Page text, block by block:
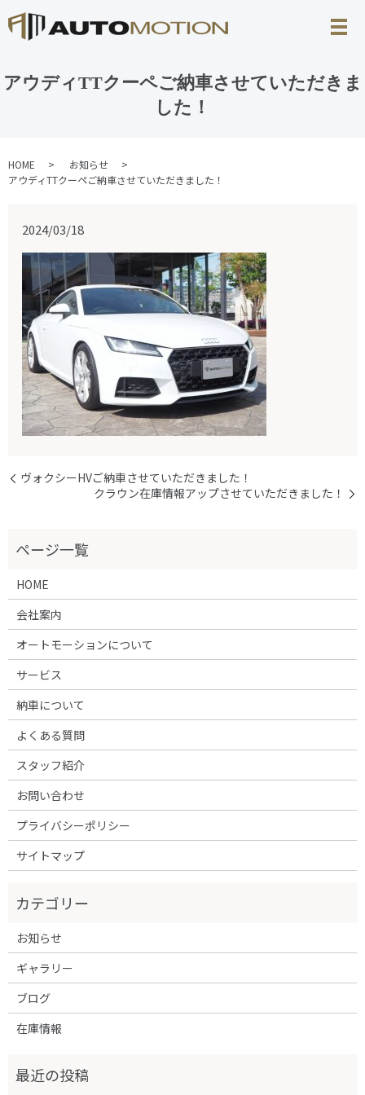
アウディTTクーペご納車させていただきま
した！
HOME
お知らせ
アウディTTクーペご納車させていただきました！
2024/03/18
ヴォクシーHVご納車させていただきました！
クラウン在庫情報アップさせていただきました！
HOME
会社案内
オートモーションについて
サービス
納車について
よくある質問
スタッフ紹介
お問い合わせ
プライバシーポリシー
サイトマップ
お知らせ
ギャラリー
ブログ
在庫情報